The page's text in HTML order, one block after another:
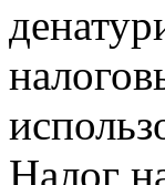
Налог